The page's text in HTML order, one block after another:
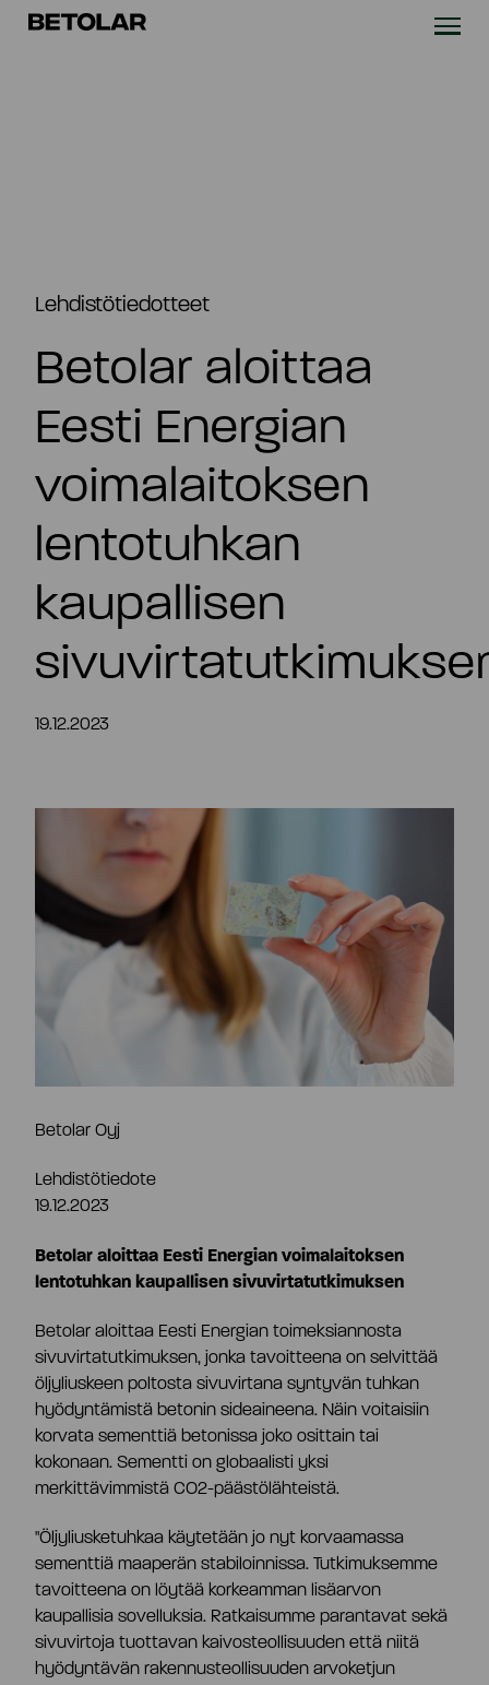
Siirry sisältöön
Betolar
YRITYS
SIJOITTAJILLE
Tiivistelmä
Strategia ja tavoitteet
Teknologia
Riskit ja epävarmuustekijät
Omistajat
Johdon liiketoimet
Hallituksen valtuutukset
Analyytikot ja suositukset
Tiivistelmä
Yhtiöjärjestys
Yhtiökokous
Osakkeenomistajien nimitystoimikunta
Hallitus
Toimitusjohtaja ja johtoryhmä
Palkitseminen
Riskienhallinta
Ota yhteyttä
FI
Lehdistötiedotteet
Betolar aloittaa
Eesti Energian
voimalaitoksen
lentotuhkan
kaupallisen
19.12.2023
Betolar Oyj
Lehdistötiedote
19.12.2023
Betolar aloittaa Eesti Energian voimalaitoksen
lentotuhkan kaupallisen sivuvirtatutkimuksen
Betolar aloittaa Eesti Energian toimeksiannosta
sivuvirtatutkimuksen, jonka tavoitteena on selvittää
öljyliuskeen poltosta sivuvirtana syntyvän tuhkan
hyödyntämistä betonin sideaineena. Näin voitaisiin
korvata sementtiä betonissa joko osittain tai
kokonaan. Sementti on globaalisti yksi
merkittävimmistä CO2-päästölähteistä.
"Öljyliusketuhkaa käytetään jo nyt korvaamassa
sementtiä maaperän stabiloinnissa. Tutkimuksemme
tavoitteena on löytää korkeamman lisäarvon
kaupallisia sovelluksia. Ratkaisumme parantavat sekä
sivuvirtoja tuottavan kaivosteollisuuden että niitä
hyödyntävän rakennusteollisuuden arvoketjun